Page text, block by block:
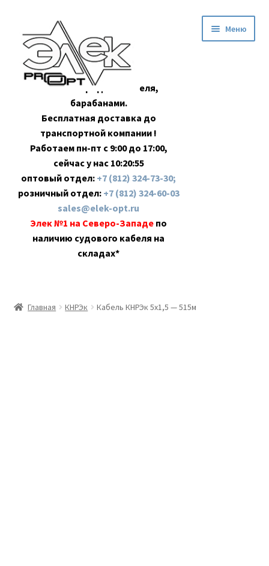
навигации
содержимому
Оптовая продажа кабеля,
барабанами.
Бесплатная доставка до
транспортной компании !
Работаем пн-пт с 9:00 до 17:00,
сейчас у нас 10:20:56
оптовый отдел: +7 (812) 324-73-30;
розничный отдел: +7 (812) 324-60-03
sales@elek-opt.ru
Элек №1 на Северо-Западе по
наличию судового кабеля на
складах*
Меню
Главная КНРЭк Кабель КНРЭк 5х1,5 — 515м